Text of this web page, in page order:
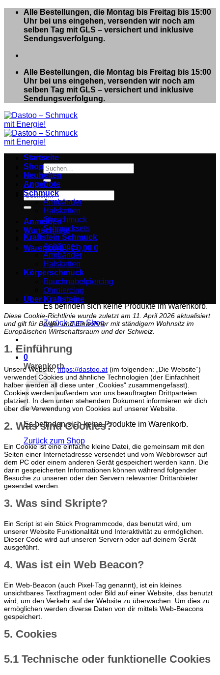
Zum
springen
Alle Bestellungen, die Montag bis Freitag bis 15:00
Uhr bei uns eingehen, versenden wir noch am
selben Tag mit GLS – versichert und inklusive
Sendungsverfolgung.
Alle Bestellungen, die Montag bis Freitag bis 15:00
Uhr bei uns eingehen, versenden wir noch am
selben Tag mit GLS – versichert und inklusive
Sendungsverfolgung.
Suchen
nach:
Suchen
nach:
Anmelden
Wunschliste
Warenkorb /€0,00 0
Es befinden sich keine Produkte im Warenkorb.
Zurück zum Shop
0
Warenkorb
Es befinden sich keine Produkte im Warenkorb.
Zurück zum Shop
Startseite
Shop
Neuheiten
Angebote
Schmuck
Armbänder
Halsketten
Ohrschmuck
Schmucksets
Kraftstein Schmuck
Anhänger
Armbänder
Halsketten
Körperschmuck
Bauchnabelpiercing
Ohrpiercing
Über Kraftsteine
Diese Cookie-Richtlinie wurde zuletzt am 11. April 2026 aktualisiert
und gilt für Bürger und Einwohner mit ständigem Wohnsitz im
Europäischen Wirtschaftsraum und der Schweiz.
1. Einführung
Unsere Website,https://dastoo.at (im folgenden: „Die Website“)
verwendet Cookies und ähnliche Technologien (der Einfachheit
halber werden all diese unter „Cookies“ zusammengefasst).
Cookies werden außerdem von uns beauftragten Drittparteien
platziert. In dem unten stehendem Dokument informieren wir dich
über die Verwendung von Cookies auf unserer Website.
2. Was sind Cookies?
Ein Cookie ist eine einfache kleine Datei, die gemeinsam mit den
Seiten einer Internetadresse versendet und vom Webbrowser auf
dem PC oder einem anderen Gerät gespeichert werden kann. Die
darin gespeicherten Informationen können während folgender
Besuche zu unseren oder den Servern relevanter Drittanbieter
gesendet werden.
3. Was sind Skripte?
Ein Script ist ein Stück Programmcode, das benutzt wird, um
unserer Website Funktionalität und Interaktivität zu ermöglichen.
Dieser Code wird auf unseren Servern oder auf deinem Gerät
ausgeführt.
4. Was ist ein Web Beacon?
Ein Web-Beacon (auch Pixel-Tag genannt), ist ein kleines
unsichtbares Textfragment oder Bild auf einer Website, das benutzt
wird, um den Verkehr auf der Website zu überwachen. Um dies zu
ermöglichen werden diverse Daten von dir mittels Web-Beacons
gespeichert.
5. Cookies
5.1 Technische oder funktionelle Cookies